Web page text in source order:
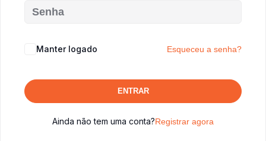
Manter logado Esqueceu a senha?
ENTRAR
Ainda não tem uma conta?Registrar agora